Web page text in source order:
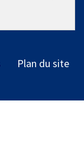
Plan du site